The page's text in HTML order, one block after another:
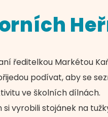
ředitelkou Markétou
podívat, aby se
ve školních dílnách.
vyrobili stojánek na